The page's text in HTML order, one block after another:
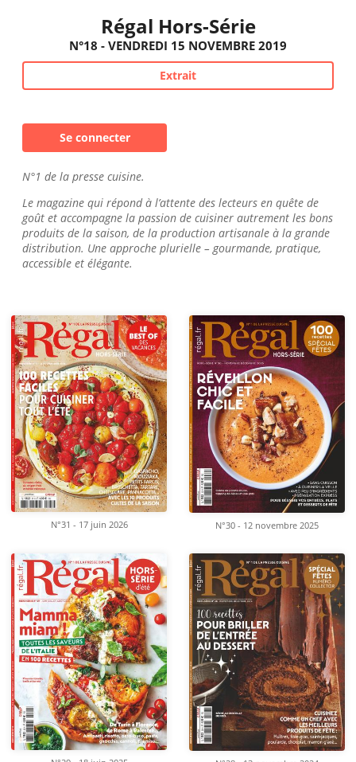
Régal Hors-Série
N°18 - VENDREDI 15 NOVEMBRE 2019
Extrait
Se connecter
N°1 de la presse cuisine.
Le magazine qui répond à l’attente des lecteurs en quête de
goût et accompagne la passion de cuisiner autrement les bons
produits de la saison, de la production artisanale à la grande
distribution. Une approche plurielle – gourmande, pratique,
accessible et élégante.
N°31 - 17 juin 2026 N°30 - 12 novembre 2025